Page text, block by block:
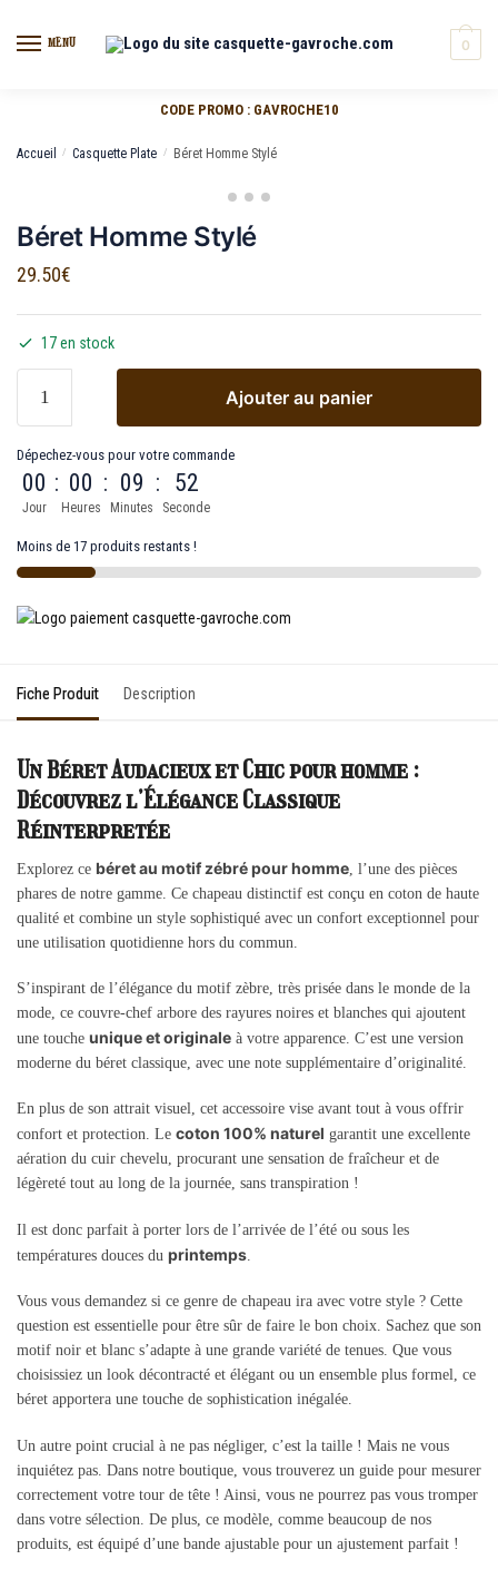
MENU 0
CODE PROMO : GAVROCHE10
Accueil / Casquette Plate / Béret Homme Stylé
Béret Homme Stylé
29.50€
17 en stock
Ajouter au panier
Dépechez-vous pour votre commande
00
Jour
: 00
Heures
: 09
Minutes
: 51
Seconde
Moins de 17 produits restants !
Fiche Produit Description
Un Béret Audacieux et Chic pour homme :
Découvrez l’Élégance Classique
Réinterpretée
Explorez ce béret au motif zébré pour homme , l’une des pièces
phares de notre gamme. Ce chapeau distinctif est conçu en coton de haute
qualité et combine un style sophistiqué avec un confort exceptionnel pour
une utilisation quotidienne hors du commun.
S’inspirant de l’élégance du motif zèbre, très prisée dans le monde de la
mode, ce couvre-chef arbore des rayures noires et blanches qui ajoutent
une touche unique et originale à votre apparence. C’est une version
moderne du béret classique, avec une note supplémentaire d’originalité.
En plus de son attrait visuel, cet accessoire vise avant tout à vous offrir
confort et protection. Le coton 100% naturel garantit une excellente
aération du cuir chevelu, procurant une sensation de fraîcheur et de
légèreté tout au long de la journée, sans transpiration !
Il est donc parfait à porter lors de l’arrivée de l’été ou sous les
températures douces du printemps
Vous vous demandez si ce genre de chapeau ira avec votre style ? Cette
question est essentielle pour être sûr de faire le bon choix. Sachez que son
motif noir et blanc s’adapte à une grande variété de tenues. Que vous
choisissiez un look décontracté et élégant ou un ensemble plus formel, ce
béret apportera une touche de sophistication inégalée.
Un autre point crucial à ne pas négliger, c’est la taille ! Mais ne vous
inquiétez pas. Dans notre boutique, vous trouverez un guide pour mesurer
correctement votre tour de tête ! Ainsi, vous ne pourrez pas vous tromper
dans votre sélection. De plus, ce modèle, comme beaucoup de nos
produits, est équipé d’une bande ajustable pour un ajustement parfait !